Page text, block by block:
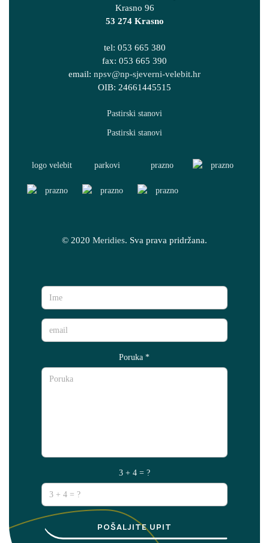
Krasno 96
53 274 Krasno
tel: 053 665 380
fax: 053 665 390
email: npsv@np-sjeverni-velebit.hr
OIB: 24661445515
© 2020 Meridies. Sva prava pridržana.
Poruka *
3 + 4 = ?
POŠALJITE UPIT